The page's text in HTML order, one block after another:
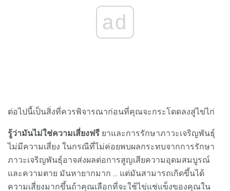
ad
ต่อไปนี้เป็นสิ่งที่ควรพิจารณาก่อนที่คุณจะกระโดดลงสู่ไข่ไก่
รู้ว่ามันไม่ใช่ความเสี่ยงฟรี ยาและการรักษาภาวะเจริญพันธุ์
ไม่มีความเสี่ยง ในกรณีที่ไม่ค่อยพบผลกระทบจากการรักษา
ภาวะเจริญพันธุ์อาจส่งผลต่อการสูญเสียความอุดมสมบูรณ์
และความตาย มันหายากมาก ... แต่มันสามารถเกิดขึ้นได้
ความเสี่ยงมากขึ้นถ้าคุณเลือกที่จะใช้ไข่แช่แข็งของคุณใน